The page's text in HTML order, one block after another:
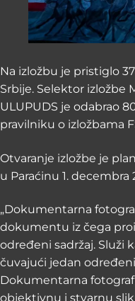
Na izložbu je pristiglo
Srbije. Selektor izložbe
ULUPUDS je odabrao
pravilniku o izložbama
Otvaranje izložbe je
u Paraćinu 1. decembra
„Dokumentarna
dokumentu iz čega
određeni sadržaj. Služi
čuvajući jedan
Dokumentarna
objektivnu i stvarnu